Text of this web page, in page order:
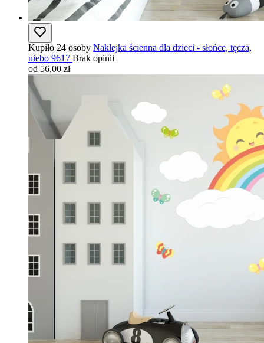
Kupiło 24 osoby Naklejka ścienna dla dzieci - słońce, tęcza,
niebo 9617 Brak opinii
od 56,00 zł